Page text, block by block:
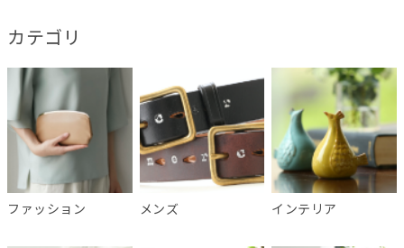
カテゴリ
ファッション メンズ インテリア